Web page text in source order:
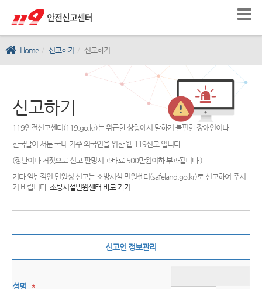
Home 신고하기 신고하기
신고하기
119안전신고센터(119.go.kr)는 위급한 상황에서 말하기 불편한 장애인이나
한국말이 서툰 국내 거주 외국인을 위한 웹 119신고 입니다.
(장난이나 거짓으로 신고 판명시 과태료 500만원이하 부과됩니다.)
기타 일반적인 민원성 신고는 소방시설 민원센터(safeland.go.kr)로 신고하여 주시
기 바랍니다. 소방시설민원센터 바로 가기
신고인 정보관리
성명 *